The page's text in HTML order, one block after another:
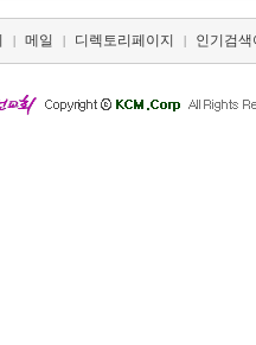
| 메일 | 디렉토리페이지 | 인기검색